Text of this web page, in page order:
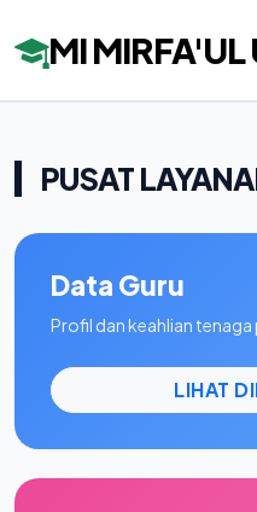
MI MIRFA'UL
PUSAT
Data Guru
Profil dan keahlian
LIHAT